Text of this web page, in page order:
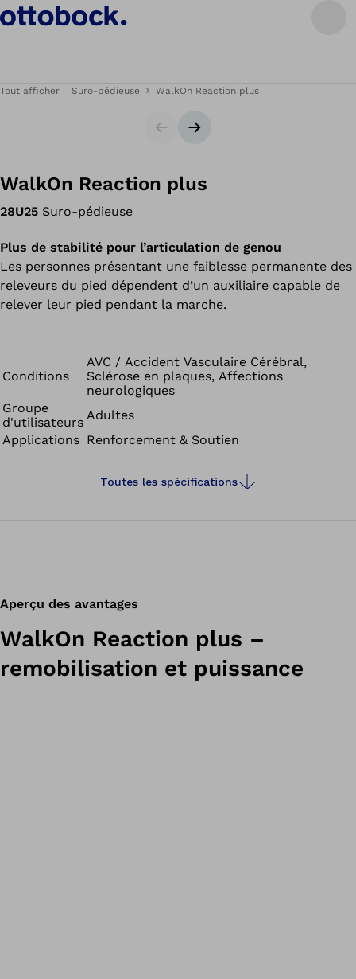
Tout afficher Suro-pédieuse WalkOn Reaction plus
CarrouselBannière suivante
WalkOn Reaction plus
28U25 Suro-pédieuse
Plus de stabilité pour l’articulation de genou
Les personnes présentant une faiblesse permanente des
releveurs du pied dépendent d’un auxiliaire capable de
relever leur pied pendant la marche.
Conditions
AVC / Accident Vasculaire Cérébral,
Sclérose en plaques, Affections
neurologiques
Groupe
d'utilisateurs Adultes
Applications Renforcement & Soutien
Toutes les spécifications
Aperçu des avantages
WalkOn Reaction plus –
remobilisation et puissance